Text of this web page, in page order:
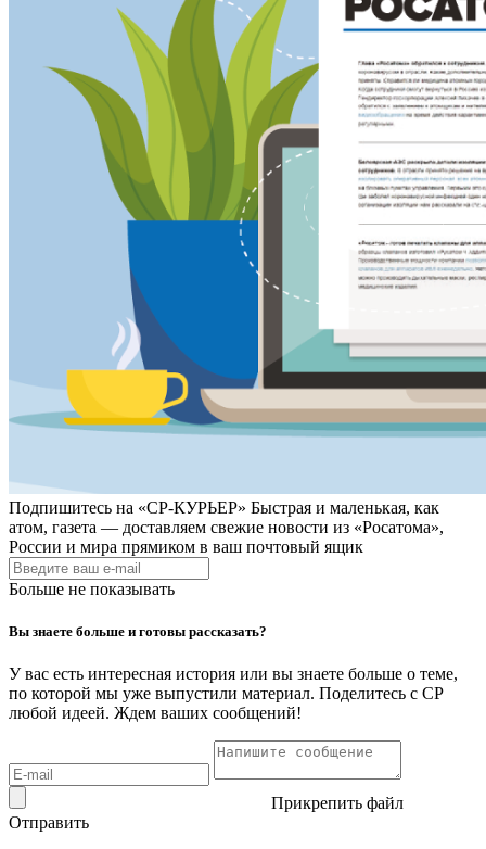
Подпишитесь на «СР-КУРЬЕР» Быстрая и маленькая, как
атом, газета — доставляем свежие новости из «Росатома»,
России и мира прямиком в ваш почтовый ящик
Больше не показывать
Вы знаете больше и готовы рассказать?
У вас есть интересная история или вы знаете больше о теме,
по которой мы уже выпустили материал. Поделитесь с СР
любой идеей. Ждем ваших сообщений!
Прикрепить файл
Отправить